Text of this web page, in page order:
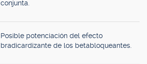
conjunta.
Posible potenciación del efecto
bradicardizante de los betabloqueantes.